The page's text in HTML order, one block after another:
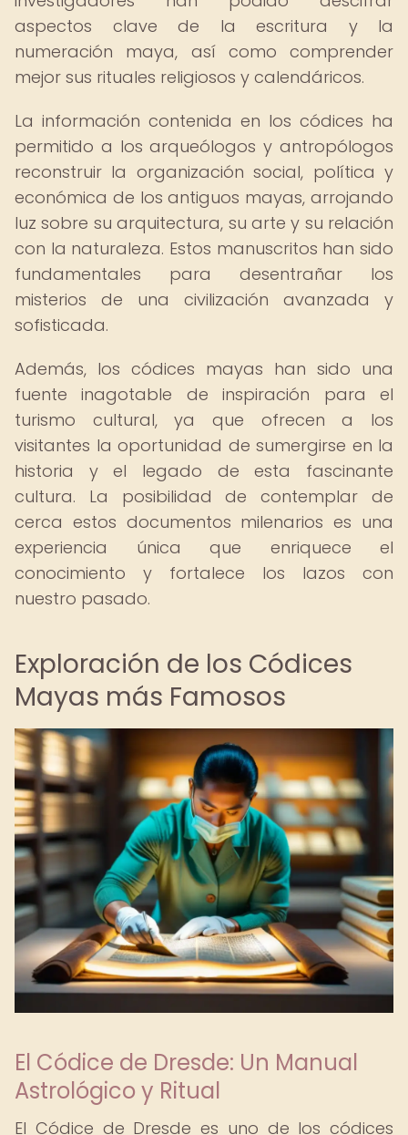
aspectos clave de la escritura y la
numeración maya, así como comprender
mejor sus rituales religiosos y calendáricos.
La información contenida en los códices ha
permitido a los arqueólogos y antropólogos
reconstruir la organización social, política y
económica de los antiguos mayas, arrojando
luz sobre su arquitectura, su arte y su relación
con la naturaleza. Estos manuscritos han sido
fundamentales para desentrañar los
misterios de una civilización avanzada y
sofisticada.
Además, los códices mayas han sido una
fuente inagotable de inspiración para el
turismo cultural, ya que ofrecen a los
visitantes la oportunidad de sumergirse en la
historia y el legado de esta fascinante
cultura. La posibilidad de contemplar de
cerca estos documentos milenarios es una
experiencia única que enriquece el
conocimiento y fortalece los lazos con
nuestro pasado.
Exploración de los Códices
Mayas más Famosos
El Códice de Dresde: Un Manual
Astrológico y Ritual
El Códice de Dresde es uno de los códices